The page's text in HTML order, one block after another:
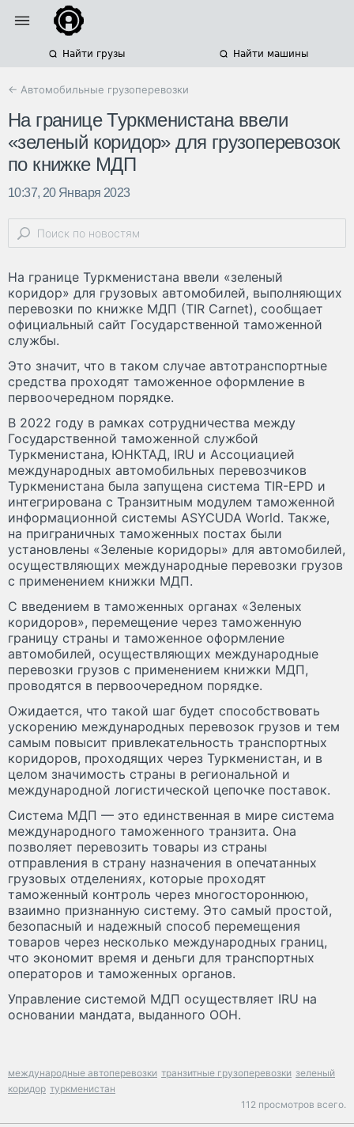
Найти грузы Найти машины
← Автомобильные грузоперевозки
На границе Туркменистана ввели
«зеленый коридор» для грузоперевозок
по книжке МДП
10:37, 20 Января 2023
На границе Туркменистана ввели «зеленый
коридор» для грузовых автомобилей, выполняющих
перевозки по книжке МДП (TIR Carnet), сообщает
официальный сайт Государственной таможенной
службы.
Это значит, что в таком случае автотранспортные
средства проходят таможенное оформление в
первоочередном порядке.
В 2022 году в рамках сотрудничества между
Государственной таможенной службой
Туркменистана, ЮНКТАД, IRU и Ассоциацией
международных автомобильных перевозчиков
Туркменистана была запущена система TIR-EPD и
интегрирована с Транзитным модулем таможенной
информационной системы ASYCUDA World. Также,
на приграничных таможенных постах были
установлены «Зеленые коридоры» для автомобилей,
осуществляющих международные перевозки грузов
с применением книжки МДП.
С введением в таможенных органах «Зеленых
коридоров», перемещение через таможенную
границу страны и таможенное оформление
автомобилей, осуществляющих международные
перевозки грузов с применением книжки МДП,
проводятся в первоочередном порядке.
Ожидается, что такой шаг будет способствовать
ускорению международных перевозок грузов и тем
самым повысит привлекательность транспортных
коридоров, проходящих через Туркменистан, и в
целом значимость страны в региональной и
международной логистической цепочке поставок.
Система МДП — это единственная в мире система
международного таможенного транзита. Она
позволяет перевозить товары из страны
отправления в страну назначения в опечатанных
грузовых отделениях, которые проходят
таможенный контроль через многостороннюю,
взаимно признанную систему. Это самый простой,
безопасный и надежный способ перемещения
товаров через несколько международных границ,
что экономит время и деньги для транспортных
операторов и таможенных органов.
Управление системой МДП осуществляет IRU на
основании мандата, выданного ООН.
международные автоперевозки транзитные грузоперевозки зеленый
коридор туркменистан
112 просмотров всего.